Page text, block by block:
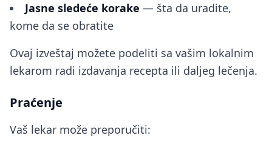
Jasne sledeće korake — šta da uradite,
kome da se obratite
Ovaj izveštaj možete podeliti sa vašim lokalnim
lekarom radi izdavanja recepta ili daljeg lečenja.
Praćenje
Vaš lekar može preporučiti: